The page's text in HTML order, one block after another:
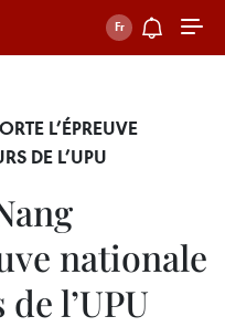
L’ÉPREUVE
DE L’UPU
nationale
l’UPU